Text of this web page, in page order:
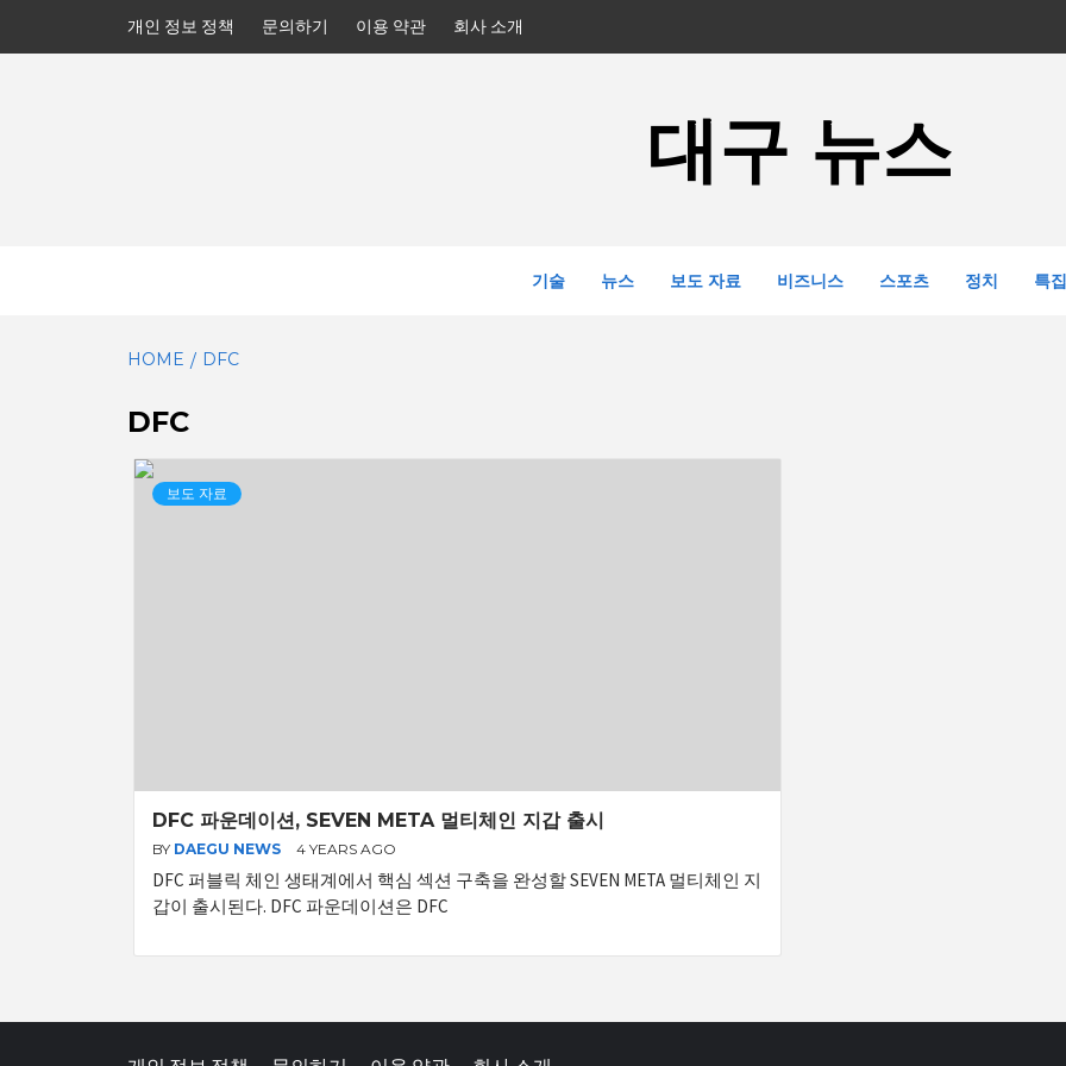
개인 정보 정책 문의하기 이용 약관 회사 소개
대구 뉴스
기술 뉴스 보도 자료 비즈니스 스포츠 정치 특집
HOME DFC
DFC
보도 자료
DFC 파운데이션, SEVEN META 멀티체인 지갑 출시
BY DAEGU NEWS 4 YEARS AGO
DFC 퍼블릭 체인 생태계에서 핵심 섹션 구축을 완성할 SEVEN META 멀티체인 지
갑이 출시된다. DFC 파운데이션은 DFC